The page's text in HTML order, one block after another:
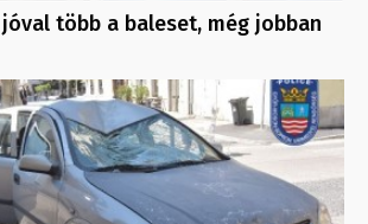
több a baleset, még jobban